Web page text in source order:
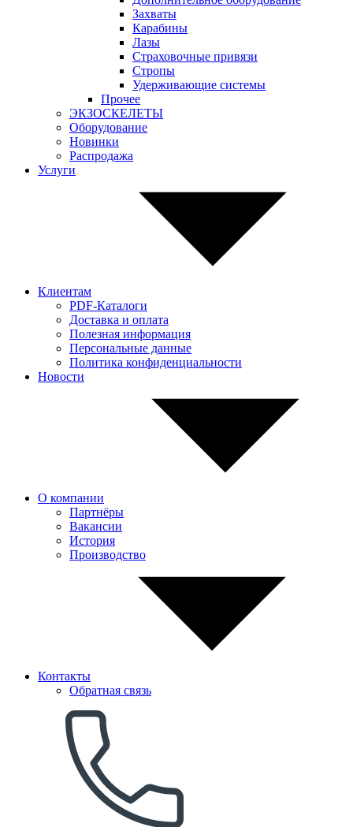
Захваты
Карабины
Лазы
Страховочные привязи
Стропы
Удерживающие системы
Прочее
ЭКЗОСКЕЛЕТЫ
Оборудование
Новинки
Распродажа
Услуги
Клиентам
PDF-Каталоги
Доставка и оплата
Полезная информация
Персональные данные
Политика конфиденциальности
Новости
О компании
Партнёры
Вакансии
История
Производство
Контакты
Обратная связь